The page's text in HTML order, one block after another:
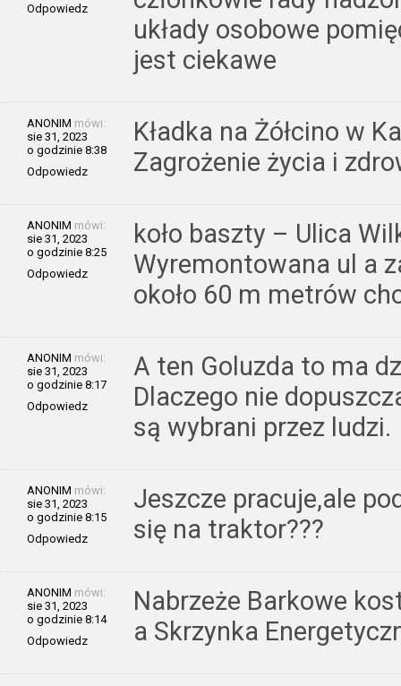
Odpowiedz
układy osobowe
jest ciekawe
ANONIM mówi:
sie 31, 2023
o godzinie 8:38
Odpowiedz
Kładka na Żółcino w
Zagrożenie życia i
ANONIM mówi:
sie 31, 2023
o godzinie 8:25
Odpowiedz
koło baszty – Ulica
Wyremontowana ul a
około 60 m metrów
ANONIM mówi:
sie 31, 2023
o godzinie 8:17
Odpowiedz
A ten Goluzda to ma
Dlaczego nie
są wybrani przez ludzi.
ANONIM mówi:
sie 31, 2023
o godzinie 8:15
Odpowiedz
Jeszcze pracuje,ale
się na traktor???
ANONIM mówi:
sie 31, 2023
o godzinie 8:14
Odpowiedz
Nabrzeże Barkowe
a Skrzynka